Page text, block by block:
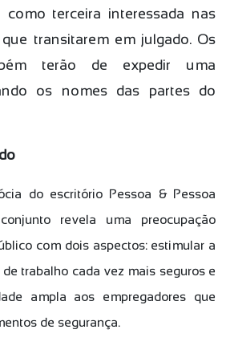
como terceira interessada nas
transitarem em julgado. Os
terão de expedir uma
os nomes das partes do
do escritório Pessoa & Pessoa
revela uma preocupação
com dois aspectos: estimular a
trabalho cada vez mais seguros e
ampla aos empregadores que
de segurança.